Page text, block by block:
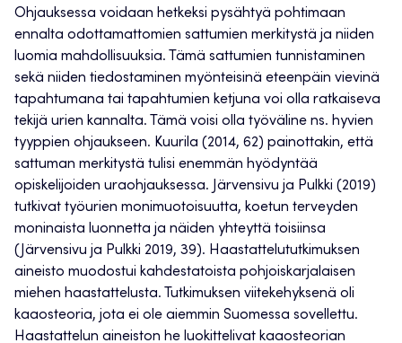
Ohjauksessa voidaan hetkeksi pysähtyä pohtimaan
ennalta odottamattomien sattumien merkitystä ja niiden
luomia mahdollisuuksia. Tämä sattumien tunnistaminen
sekä niiden tiedostaminen myönteisinä eteenpäin vievinä
tapahtumana tai tapahtumien ketjuna voi olla ratkaiseva
tekijä urien kannalta. Tämä voisi olla työväline ns. hyvien
tyyppien ohjaukseen. Kuurila (2014, 62) painottakin, että
sattuman merkitystä tulisi enemmän hyödyntää
opiskelijoiden uraohjauksessa. Järvensivu ja Pulkki (2019)
tutkivat työurien monimuotoisuutta, koetun terveyden
moninaista luonnetta ja näiden yhteyttä toisiinsa
(Järvensivu ja Pulkki 2019, 39). Haastattelututkimuksen
aineisto muodostui kahdestatoista pohjoiskarjalaisen
miehen haastattelusta. Tutkimuksen viitekehyksenä oli
kaaosteoria, jota ei ole aiemmin Suomessa sovellettu.
Haastattelun aineiston he luokittelivat kaaosteorian